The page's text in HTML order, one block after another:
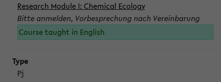
Research Module I: Chemical Ecology
Bitte anmelden, Vorbesprechung nach Vereinbarung
Course taught in English
Pj